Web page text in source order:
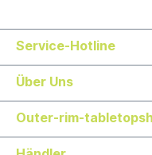
Service-Hotline
Über Uns
Outer-rim-